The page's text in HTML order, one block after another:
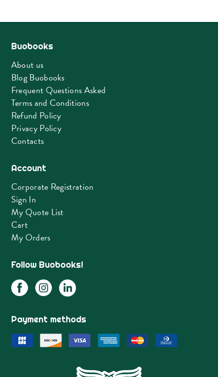
Buobooks
About us
Blog Buobooks
Frequent Questions Asked
Terms and Conditions
Refund Policy
Privacy Policy
Contacts
Account
Corporate Registration
Sign In
My Quote List
Cart
My Orders
Follow Buobooks!
Payment methods